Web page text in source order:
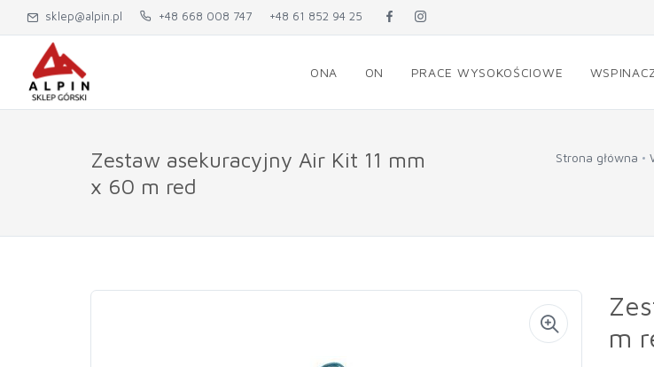
sklep@alpin.pl +48 668 008 747 +48 61 852 94 25
ONA ON PRACE WYSOKOŚCIOWE
Zestaw asekuracyjny Air Kit 11 mm
x 60 m red
Strona główna
m